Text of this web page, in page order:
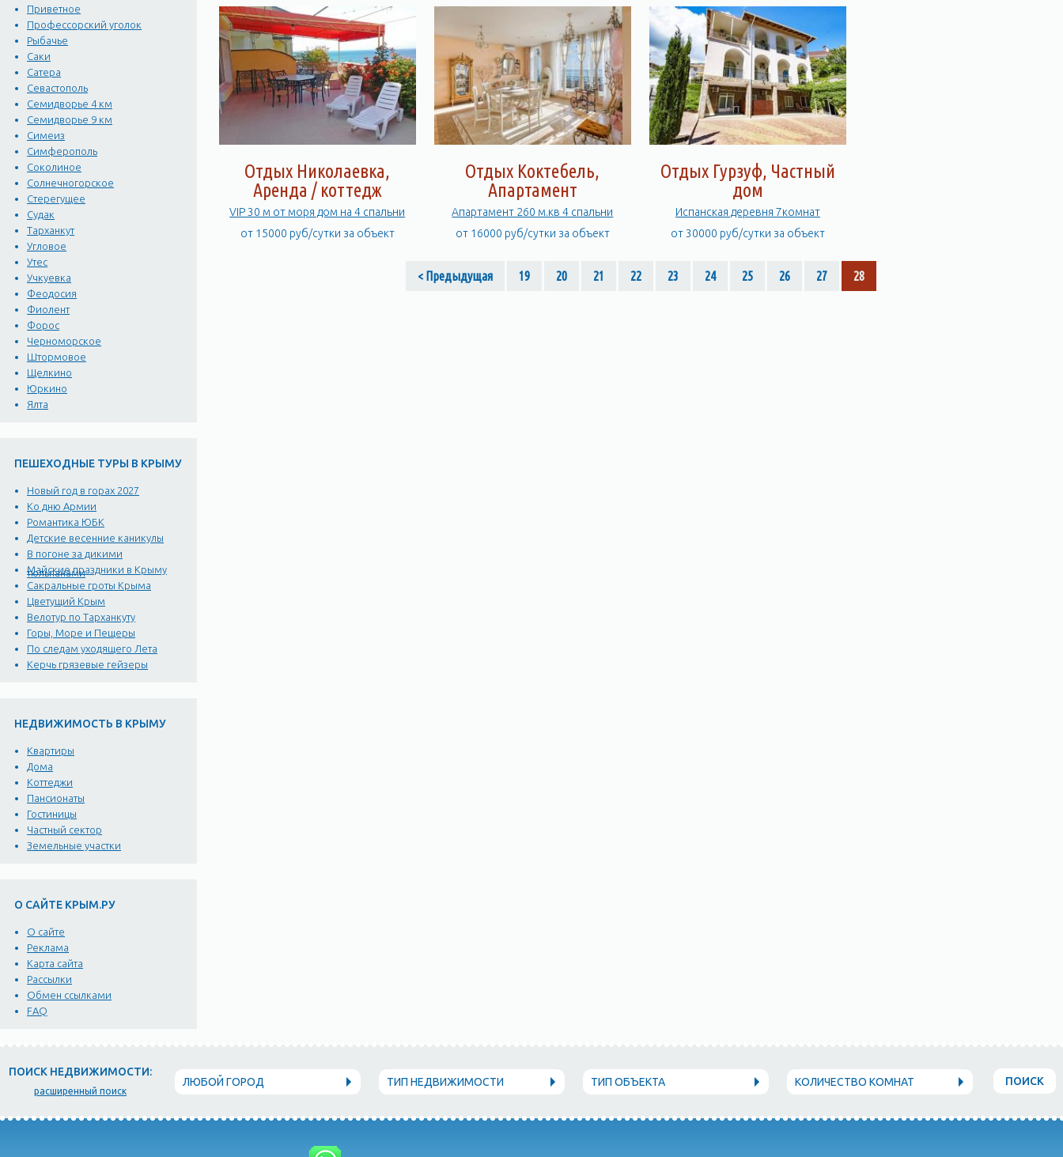
Приветное
Профессорский уголок
Рыбачье
Саки
Сатера
Севастополь
Семидворье 4 км
Семидворье 9 км
Симеиз
Симферополь
Соколиное
Солнечногорское
Стерегущее
Судак
Тарханкут
Угловое
Утес
Учкуевка
Феодосия
Фиолент
Форос
Черноморское
Штормовое
Щелкино
Юркино
Ялта
ПЕШЕХОДНЫЕ ТУРЫ В КРЫМУ
Новый год в горах 2027
Ко дню Армии
Романтика ЮБК
Детские весенние каникулы
В погоне за дикими
тюльпанами
Майские праздники в Крыму
Сакральные гроты Крыма
Цветущий Крым
Велотур по Тарханкуту
Горы, Море и Пещеры
По следам уходящего Лета
Керчь грязевые гейзеры
НЕДВИЖИМОСТЬ В КРЫМУ
Квартиры
Дома
Коттеджи
Пансионаты
Гостиницы
Частный сектор
Земельные участки
О САЙТЕ КРЫМ.РУ
О сайте
Реклама
Карта сайта
Рассылки
Обмен ссылками
FAQ
Отдых Николаевка,
Аренда / коттедж
VIP 30 м от моря дом на 4 спальни
от 15000 руб/сутки за объект
Отдых Коктебель,
Апартамент
Апартамент 260 м.кв 4 спальни
от 16000 руб/сутки за объект
Отдых Гурзуф, Частный
дом
Испанская деревня 7комнат
от 30000 руб/сутки за объект
< Предыдущая 19 20 21 22 23 24 25 26 27 28
ПОИСК НЕДВИЖИМОСТИ:
расширенный поиск
ЛЮБОЙ ГОРОД ТИП НЕДВИЖИМОСТИ ТИП ОБЪЕКТА КОЛИЧЕСТВО КОМНАТ ПОИСК